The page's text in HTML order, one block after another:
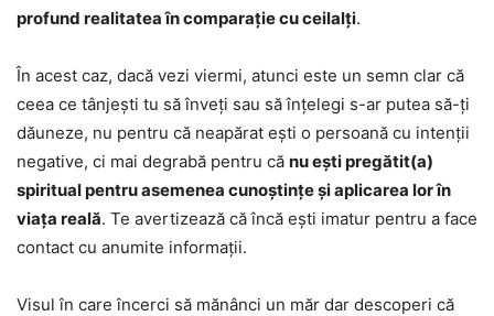
profund realitatea în comparație cu ceilalți.
În acest caz, dacă vezi viermi, atunci este un semn clar că
ceea ce tânjești tu să înveți sau să înțelegi s-ar putea să-ți
dăuneze, nu pentru că neapărat ești o persoană cu intenții
negative, ci mai degrabă pentru că nu ești pregătit(a)
spiritual pentru asemenea cunoștințe și aplicarea lor în
viața reală. Te avertizează că încă ești imatur pentru a face
contact cu anumite informații.
Visul în care încerci să mănânci un măr dar descoperi că